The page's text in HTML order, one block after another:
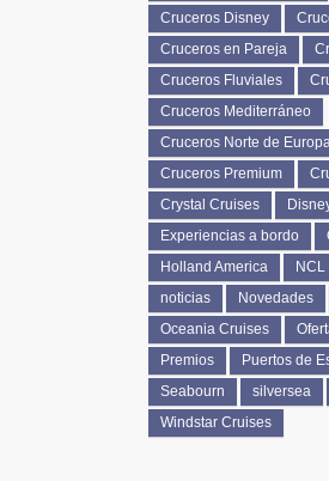
Cruceros Disney
Cruceros en Pareja
Cruceros Fluviales
Cruceros Mediterráneo
Cruceros Norte de
Cruceros Premium
Crystal Cruises
Experiencias a bordo
Holland America
NCL
noticias
Novedades
Oceania Cruises
Premios
Puertos de
Seabourn
silversea
Windstar Cruises